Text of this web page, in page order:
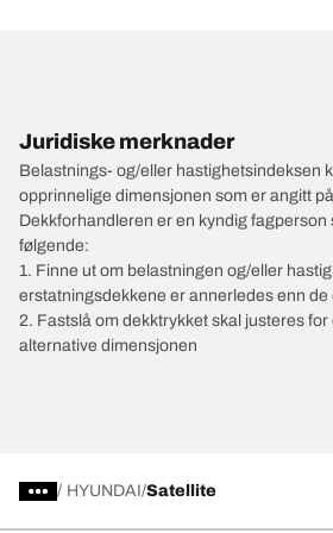
Juridiske merknader
Belastnings- og/eller hastighetsindeksen
opprinnelige dimensjonen som er angitt
Dekkforhandleren er en kyndig fagperson
følgende:
1. Finne ut om belastningen og/eller
erstatningsdekkene er annerledes enn
2. Fastslå om dekktrykket skal justeres for
alternative dimensjonen
/ HYUNDAI Satellite